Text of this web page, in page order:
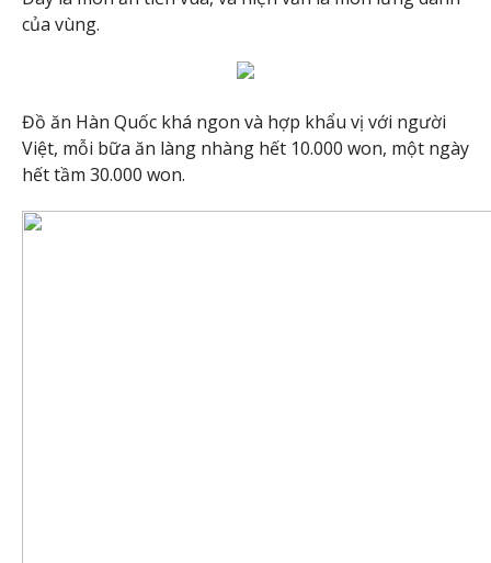
của vùng.
Đồ ăn Hàn Quốc khá ngon và hợp khẩu vị với người
Việt, mỗi bữa ăn làng nhàng hết 10.000 won, một ngày
hết tầm 30.000 won.